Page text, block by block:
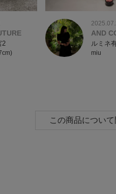
2
AND
ルミネ
miu
この商品につい